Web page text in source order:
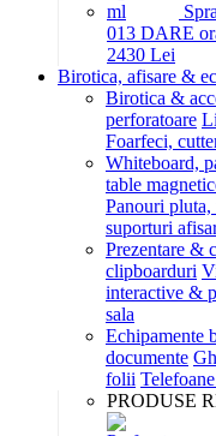
013 DARE
2430 Lei
Birotica, afisare &
Birotica &
perforatoare
Foarfeci,
Whiteboard,
table
Panouri
suporturi
Prezentare &
clipboarduri
interactive &
sala
Echipamente
documente
folii
PRODUSE